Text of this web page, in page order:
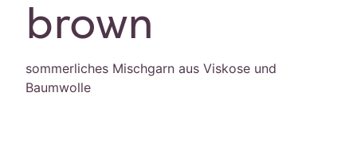
brown
sommerliches Mischgarn aus Viskose und
Baumwolle